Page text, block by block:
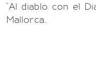
"Al diablo con el
Mallorca.